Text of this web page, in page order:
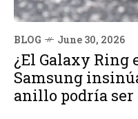
BLOG June 30, 2026
¿El Galaxy Ring
Samsung
anillo podría ser